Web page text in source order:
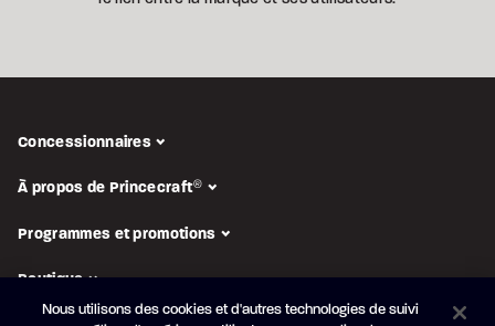
Concessionnaires
À propos de Princecraft®
Programmes et promotions
Boutique
Nous utilisons des cookies et d'autres technologies de suivi